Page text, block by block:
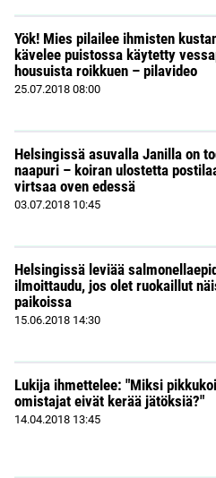
Yök! Mies pilailee ihmisten
kävelee puistossa käytetty
housuista roikkuen – pilavideo
25.07.2018 08:00
Helsingissä asuvalla Janilla on
naapuri – koiran ulostetta
virtsaa oven edessä
03.07.2018 10:45
Helsingissä leviää
ilmoittaudu, jos olet ruokaillut
paikoissa
15.06.2018 14:30
Lukija ihmettelee: "Miksi
omistajat eivät kerää jätöksiä?"
14.04.2018 13:45